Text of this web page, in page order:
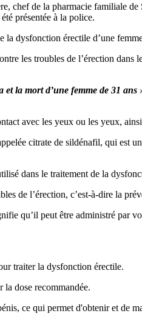
chef de la pharmacie familiale
présentée à la police.
la dysfonction érectile d’une
les troubles de l’érection dans
et la mort d’une femme de 31 ans
avec les yeux ou les yeux,
citrate de sildénafil, qui est
dans le traitement de la
de l’érection, c’est-à-dire la
qu’il peut être administré par
traiter la dysfonction érectile.
la dose recommandée.
ce qui permet d'obtenir et de